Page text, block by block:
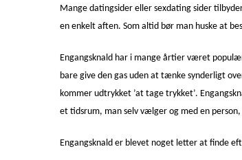
Mange datingsider eller sexdating sider
en enkelt aften. Som altid bør man huske at
Engangsknald har i mange årtier været
bare give den gas uden at tænke synderligt
kommer udtrykket ’at tage trykket’.
et tidsrum, man selv vælger og med en
Engangsknald er blevet noget letter at finde